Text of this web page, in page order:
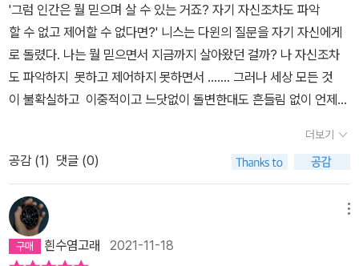
각자 너무나 새롭고 자기 자신조차 알 수 없는 방향으로 진화한다는
것을 보여주는지도. 『다윈 영의 악의 기원』은 다윈 영의 진화에 관한
미싱링크를 추적해 나가는 과정이자 인간의 본질에 관한 실증적 보고
서다. 동시에 이곳, 우리의 이야기이기도 하다. 놀라운 상상력, 치밀한
장치, 입체적 캐릭터의 매력이 돋보이는 박지리의 영어덜트 소설은
새로운 스토리텔링에 목말라하는 우리 독자들에게 놀라운 선물이 될
것이다.
의 방에서 구한 사진이 있는 그 장소에 같이 가자고 했어.. 사유는모르
겠고, 짝사랑하던 루미가 만나자고 하는데 당연히 만나야겠지. 다윈
영은 그러겠다고 했어. 루미는 허름한 옷을 입고 나오라고 했는데, 그
이유는 사진 속 장소가 9지구이었기 때문이야. 각 지구간제한적이긴
하지만, 아주 불가능한 것은 아니었어. 직접 갈수는 없지만 하나 아래
구의 사람처럼 보이지 않게 하려고 허름한 옷을 입고 간 거야. 그들이
도착한 9지구는 폐허 사회였고, 멸종해 가는 사회였단다. 아이들은
없어서 미래도 없어 보였어. 다윈 영과 루미는 태어나서처음으로 9지
구에 갔다가 실체를 보고 돌아왔어.3.다윈 영은 한 달에 한번씩 할아
버지 집에 간다고 했잖아. 어느 달은 루미와 함께 갔는데, 루미도 다윈
영의 할아버지를 반가워했단다. 루미도 다윈 영을 좋아하는 것 같았
충 눈치는 챘지만..결말이 그렇게 될지는 몰랐습니다.ㅠ.ㅠ그리고 조
금씩 드러나는 비밀...그리고 각자 가문속의 숨겨진 이야기들이 드러
나게 됩니다.단순히 '범인'을 찾는 범죄소설을 넘어..각자가 감추고 있
는 진실 속에서 '악'이 어떻게 진화하는지를 보여주는 작품인데요'악
의 평범성'이란 말도 생각나고 말이지요..결코 '사이코패스'들의 이야
'성선설'이 아닌 '성악설'을 믿습니다..아이들은 누가 가르치지 않아도
거짓말을 하고 욕을 배우듯이'악' 또한 알아서 '진화'하는게 아닌가?
말입니다..처음에는 괜찮아보이던 사회도...사실 상위계급 사회사람
들에게만 '유토피아'지..그 문제점이 드러나는데요..그런데 생각해보
면 이게 소설속에서의 일만 아닌거 같습니다.표면적으로는 모두 평등
한 우리나라...역시...비슷하지 않나요?비슷한 사람들끼리 모여살고,
'그럼 인간은 뭘 믿으며 살 수 있는 거죠? 자기 자신조차도 파악
할 수 없고 제어할 수 없다면?' 니스는 다윈의 질문을 자기 자신에게
로 돌렸다. 나는 뭘 믿으면서 지금까지 살아왔던 걸까? 나 자신조차
도 파악하지 못하고 제어하지 못하면서 ……. 그러나 세상 모든 것
이 불확실하고 이중적이고 느닷없이 돌변한대도 흔들림 없이 언제
는 그늘을 만들어 주고, 먹을 수 있는 열매를 맺어 주고, 이파리를 부
딪쳐 자장가를 연주해 주는. 니스는 싸늘한 바람을 막아 주는 따뜻
한 보호막을 느끼며 다윈에게 말했다.'사랑……. 사랑은 믿어도 된단
다. 내 어머니가 나에게 주신사랑, 엄마가 너에게 주고 간 사랑, 내
가 다윈 너에게 주고 싶은사랑. 거기엔 어떤 의심과 불안도 없지. 아
마 너도 나중에 부모가되면 네 자식에게 그런 사랑을 주게 될 거
더보기
공감 (1) 댓글 (0)
흰수염고래 2021-11-18